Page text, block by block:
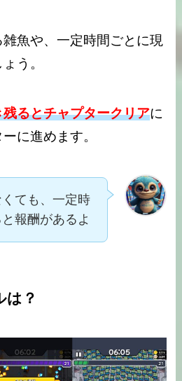
魚や、一定時間ごとに現
う。
るとチャプタークリアに
に進めます。
ても、一定時
報酬があるよ
は？